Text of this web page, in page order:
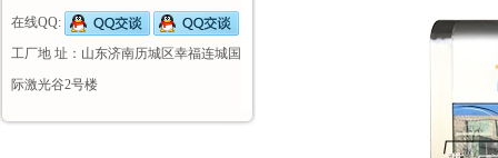
在线QQ:
工厂地 址：山东济南历城区幸福连城国
际激光谷2号楼